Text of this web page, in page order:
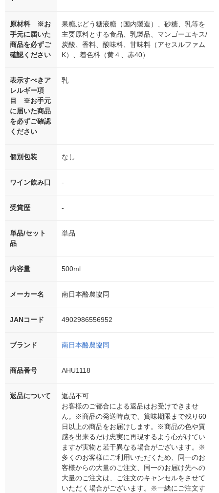
原材料 ※お
手元に届いた
商品を必ずご
確認ください
果糖ぶどう糖液糖（国内製造）、砂糖、乳等を
主要原料とする食品、乳製品、マンゴーエキス/
炭酸、香料、酸味料、甘味料（アセスルファム
K）、着色料（黄４、赤40）
表示すべきア
レルギー項
目 ※お手元
に届いた商品
を必ずご確認
ください
乳
個別包装 なし
ワイン飲み口 -
受賞歴 -
単品/セット
品
単品
内容量 500ml
メーカー名 南日本酪農協同
JANコード 4902986556952
ブランド 南日本酪農協同
商品番号 AHU1118
返品について
返品不可
お客様のご都合による返品はお受けできませ
ん。※商品の発送時点で、賞味期限まで残り60
日以上の商品をお届けします。※商品の色や質
感を出来るだけ忠実に再現するよう心がけてい
ますが実物と若干異なる場合がございます。※
多くのお客様にご利用いただくため、同一のお
客様からの大量のご注文、同一のお届け先への
大量のご注文は、ご注文のキャンセルをさせて
いただく場合がございます。※一緒にご注文す